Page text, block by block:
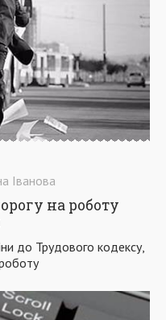
Іванова
на роботу
до Трудового кодексу,